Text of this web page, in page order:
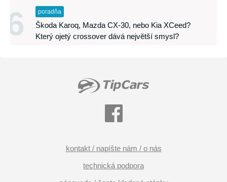
6 poradňa
Škoda Karoq, Mazda CX-30, nebo Kia XCeed?
Který ojetý crossover dává největší smysl?
kontakt / napíšte nám / o nás
technická podpora